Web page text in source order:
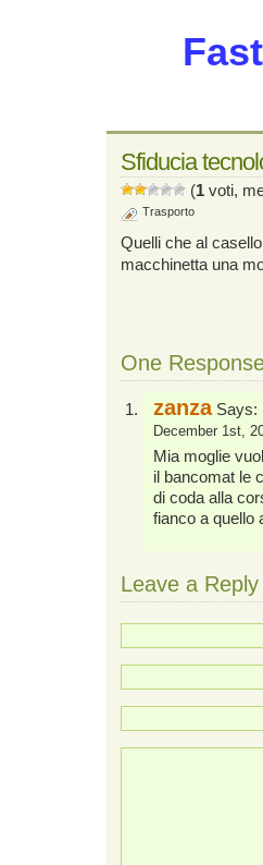
Sfiducia
(1 voti,
Trasporto
Quelli che al
macchinetta una
One
zanzaSays:
December 1st,
Mia moglie
il bancomat le
di coda alla
fianco a quello
Leave a Reply